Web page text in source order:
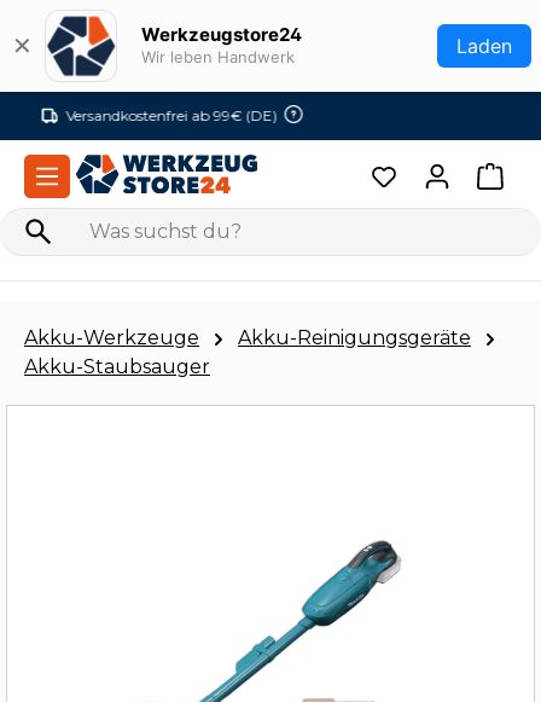
Zum Hauptinhalt springen
✕ Werkzeugstore24
Wir leben Handwerk Laden
Versandkostenfrei ab 99€ (DE)
Akku-Werkzeuge
Akku-Reinigungsgeräte
Akku-Staubsauger